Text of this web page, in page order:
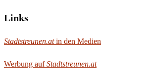
Links
Stadtstreunen.atin den Medien
Werbung aufStadtstreunen.at